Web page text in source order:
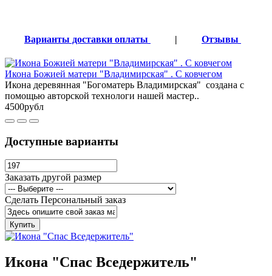
Варианты доставки оплаты | Отзывы
Икона Божией матери "Владимирская" . С ковчегом
Икона деревянная "Богоматерь Владимирская" создана с
помощью авторской технологи нашей мастер..
4500рубл
Доступные варианты
Заказать другой размер
Сделать Персональный заказ
Купить
Икона "Спас Вседержитель"